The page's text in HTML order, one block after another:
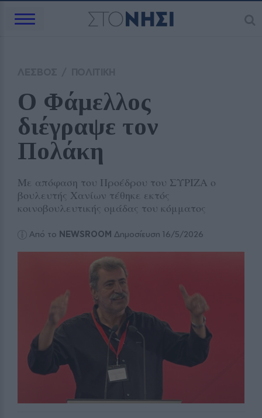
Ο Φάμελλος
διέγραψε τον
Πολάκη
Με απόφαση του Προέδρου του ΣΥΡΙΖΑ ο
βουλευτής Χανίων τέθηκε εκτός
κοινοβουλευτικής ομάδας του κόμματος
Από το NEWSROOM Δημοσίευση 16/5/2026